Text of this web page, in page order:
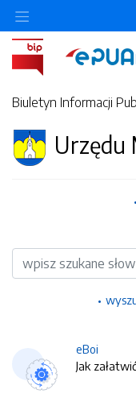
Biuletyn Informacji
Urzędu
Wyszukiwarka
eBoi
Jak